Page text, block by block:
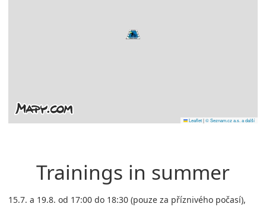
Leaflet|© Seznam.cz a.s. a další
Trainings in summer
15.7. a 19.8. od 17:00 do 18:30 (pouze za příznivého počasí),